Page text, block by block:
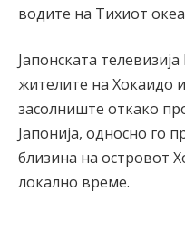
водите на Тихиот
Јапонската
жителите на Хокаидо
засолниште откако
Јапонија, односно го
близина на островот
локално време.